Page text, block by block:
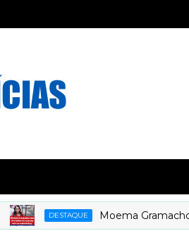
DESTAQUE Moema Gramacho